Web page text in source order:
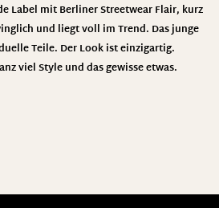
Label mit Berliner Streetwear Flair, kurz
und liegt voll im Trend. Das junge
Teile. Der Look ist einzigartig.
viel Style und das gewisse etwas.